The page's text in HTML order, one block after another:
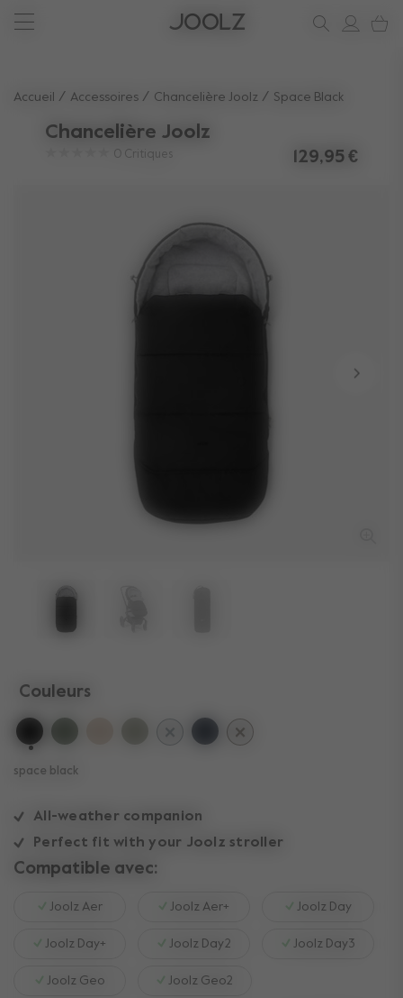
Nouveau: Joolz Aer²
Nouveau : la Joolz Aer²
Voir les accessoires l''été
soutien
Accueil Accessoires Chancelière Joolz Space Black
Chancelière Joolz
0 Critiques 129,95 €
All-weather companion
Perfect fit with your Joolz stroller
Couleurs
space black
Compatible avec:
Joolz Aer Joolz Aer+ Joolz Day
Joolz Day+ Joolz Day2 Joolz Day3
Joolz Geo Joolz Geo2